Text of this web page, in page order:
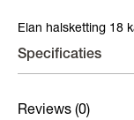
Elan halsketting 18
Specificaties
Kleur
Reviews (0)